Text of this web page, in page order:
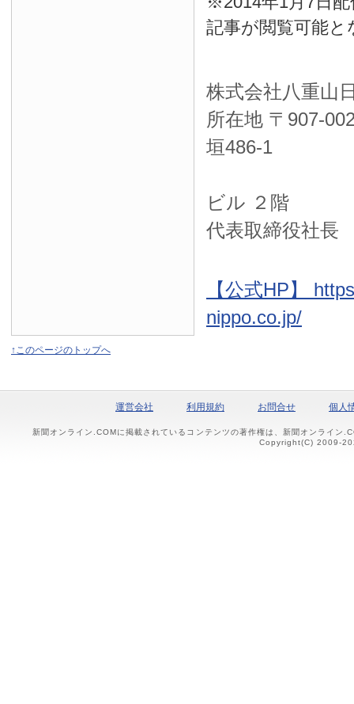
記事が閲覧可能
株式会社八重山
所在地 〒 907-
垣486-1
ビル ２階
代表取締役社
【公式HP】
nippo.co.jp/
↑このページのトップへ
運営会社 利用規約 お問合せ 個人
新聞オンライン.COMに掲載されているコンテンツの著作権は、新聞オンライン
Copyright(C) 2009-